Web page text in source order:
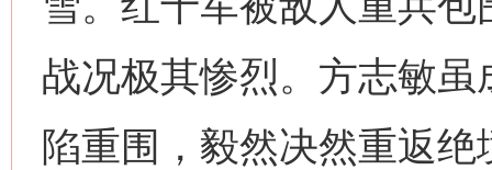
战况极其惨烈。方志敏
陷重围，毅然决然重返